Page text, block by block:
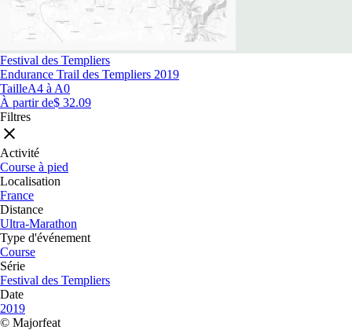
Festival des Templiers
Endurance Trail des Templiers 2019
TailleA4 à A0
À partir de$ 32.09
Filtres
Activité
Course à pied
Localisation
France
Distance
Ultra-Marathon
Type d'événement
Course
Série
Festival des Templiers
Date
2019
© Majorfeat